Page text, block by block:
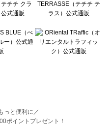
っと便利に／
ポイントプレゼント！